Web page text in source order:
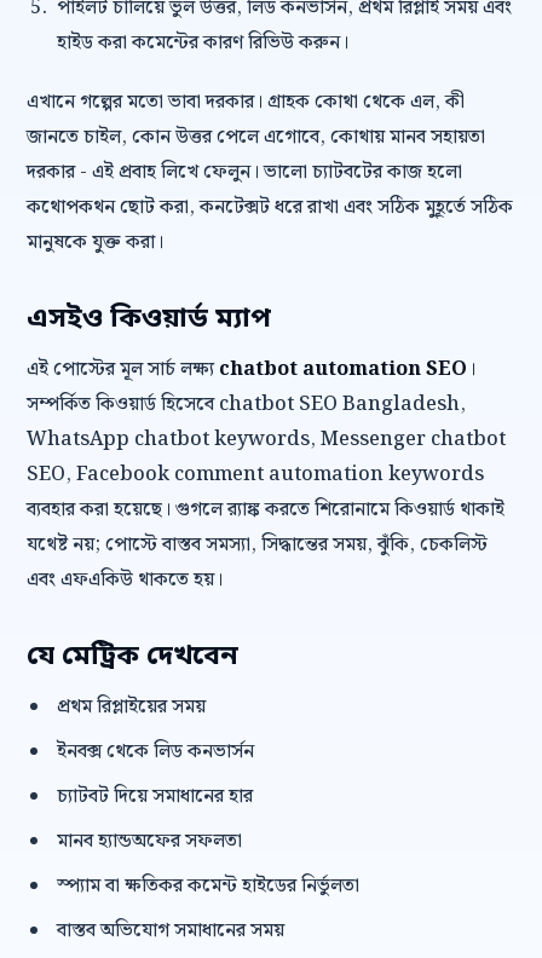
পাইলট চালিয়ে ভুল উত্তর, লিড কনভার্সন, প্রথম রিপ্লাই সময় এবং
হাইড করা কমেন্টের কারণ রিভিউ করুন।
এখানে গল্পের মতো ভাবা দরকার। গ্রাহক কোথা থেকে এল, কী
জানতে চাইল, কোন উত্তর পেলে এগোবে, কোথায় মানব সহায়তা
দরকার - এই প্রবাহ লিখে ফেলুন। ভালো চ্যাটবটের কাজ হলো
কথোপকথন ছোট করা, কনটেক্সট ধরে রাখা এবং সঠিক মুহূর্তে সঠিক
মানুষকে যুক্ত করা।
এসইও কিওয়ার্ড ম্যাপ
এই পোস্টের মূল সার্চ লক্ষ্যchatbot automation SEO ।
সম্পর্কিত কিওয়ার্ড হিসেবে chatbot SEO Bangladesh,
WhatsApp chatbot keywords, Messenger chatbot
SEO, Facebook comment automation keywords
ব্যবহার করা হয়েছে। গুগলে র‍্যাঙ্ক করতে শিরোনামে কিওয়ার্ড থাকাই
যথেষ্ট নয়; পোস্টে বাস্তব সমস্যা, সিদ্ধান্তের সময়, ঝুঁকি, চেকলিস্ট
এবং এফএকিউ থাকতে হয়।
যে মেট্রিক দেখবেন
প্রথম রিপ্লাইয়ের সময়
ইনবক্স থেকে লিড কনভার্সন
চ্যাটবট দিয়ে সমাধানের হার
মানব হ্যান্ডঅফের সফলতা
স্প্যাম বা ক্ষতিকর কমেন্ট হাইডের নির্ভুলতা
বাস্তব অভিযোগ সমাধানের সময়